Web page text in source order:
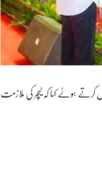
ہوئے کہا کہ ٹیچر کی ملازمت